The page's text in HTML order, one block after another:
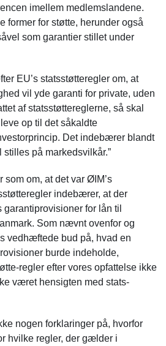
imellem medlemslandene.
former for støtte, herunder også
som garantier stillet under
EU’s statsstøtteregler om, at
vil yde garanti for private, uden
af statsstøttereglerne, så skal
op til det såkaldte
Det indebærer blandt
på markedsvilkår.”
som om, at det var ØIM’s
indebærer, at der
for lån til
Som nævnt ovenfor og
vedhæftede bud på, hvad en
burde indeholde,
regler efter vores opfattelse ikke
været hensigten med stats-
nogen forklaringer på, hvorfor
hvilke regler, der gælder i